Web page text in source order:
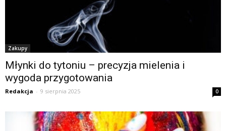
Zakupy
Młynki do tytoniu – precyzja mielenia i
wygoda przygotowania
Redakcja - 9 sierpnia 2025 0